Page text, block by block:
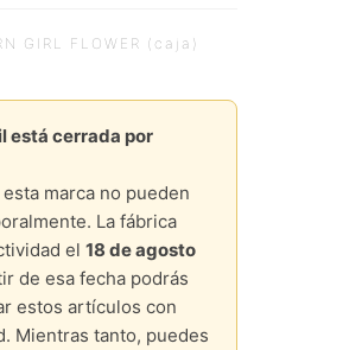
GIRL FLOWER (caja)
está cerrada por
marca no pueden
La fábrica
el 18 de agosto
de esa fecha podrás
estos artículos con
Mientras tanto, puedes